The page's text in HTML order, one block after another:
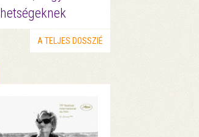
A TELJES DOSSZIÉ